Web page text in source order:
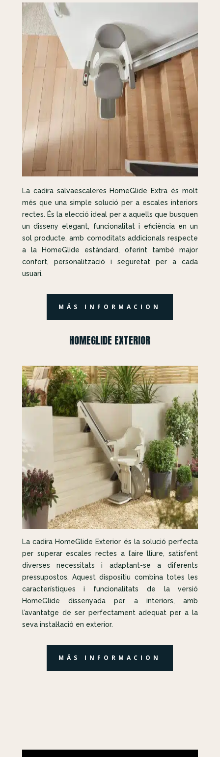
La cadira salvaescaleres HomeGlide Extra és molt
més que una simple solució per a escales interiors
rectes. És la elecció ideal per a aquells que busquen
un disseny elegant, funcionalitat i eficiència en un
sol producte, amb comoditats addicionals respecte
a la HomeGlide estàndard, oferint també major
confort, personalització i seguretat per a cada
usuari.
MÁS INFORMACION
HOMEGLIDE EXTERIOR
La cadira HomeGlide Exterior és la solució perfecta
per superar escales rectes a l’aire lliure, satisfent
diverses necessitats i adaptant-se a diferents
pressupostos. Aquest dispositiu combina totes les
característiques i funcionalitats de la versió
HomeGlide dissenyada per a interiors, amb
l’avantatge de ser perfectament adequat per a la
seva instal·lació en exterior.
MÁS INFORMACION